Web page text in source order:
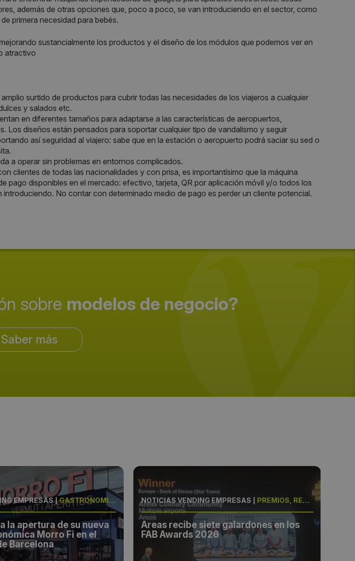
además de otras opciones que, poco a poco, se van introduciendo en el sector, como
primera necesidad para bebés.
sustancialmente los productos y el diseño de los módulos que podemos ver en
atractivo
surtido de productos para cubrir todas las necesidades de los viajeros a cualquier
y salados etc.
en diferentes tamaños para adaptarse a las características de aeropuertos,
Los diseños están pensados para soportar cualquier tipo de vandalismo y seguir
así seguridad al viajero: sabe que en la estación o aeropuerto podrá saciar su sed o
a operar sin problemas en entornos complicados.
clientes de todas las nacionalidades y con prisa, es importantísimo que la máquina
pago disponibles en el mercado: efectivo, tarjeta, QR por aplicación móvil y/o todos los
No contar con determinado medio de pago es perder un cliente potencial.
sobre modelos de negocio?
Saber más
EMPRESAS|GASTRONOMÍA, MOVILIDAD
la apertura de su nueva
Morro Fi en el
Barcelona
NOTICIAS VENDING EMPRESAS PREMIOS, RESTAURACIÓN
Areas recibe siete galardones en los
FAB Awards 2026